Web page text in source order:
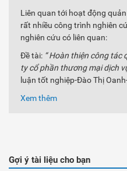
Liên quan tới hoạt động
rất nhiều công trình nghiên
nghiên cứu có liên quan:
Đề tài: “ Hoàn thiện công tác
ty cổ phần thương mại dịch
luận tốt nghiệp-Đào Thị
Xem thêm
Gợi ý tài liệu cho bạn